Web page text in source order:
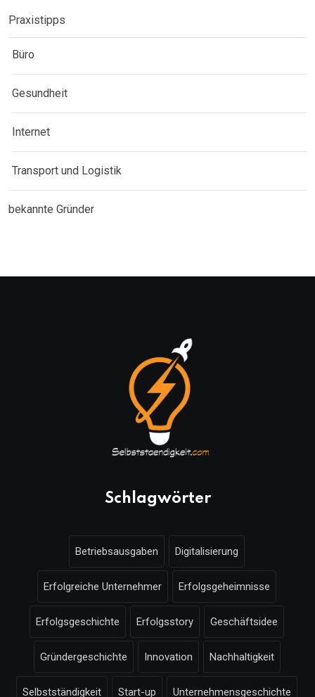
Praxistipps
Büro
Gesundheit
Internet
Transport und Logistik
bekannte Gründer
Schlagwörter
Betriebsausgaben Digitalisierung
Erfolgreiche Unternehmer Erfolgsgeheimnisse
Erfolgsgeschichte Erfolgsstory Geschäftsidee
Gründergeschichte Innovation Nachhaltigkeit
Selbstständigkeit Start-up Unternehmensgeschichte